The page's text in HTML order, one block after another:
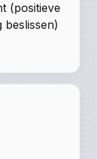
(positieve
beslissen)